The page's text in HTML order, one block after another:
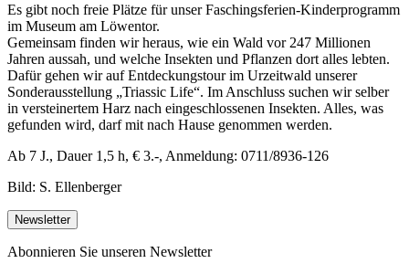
Es gibt noch freie Plätze für unser Faschingsferien-Kinderprogramm
im Museum am Löwentor.
Gemeinsam finden wir heraus, wie ein Wald vor 247 Millionen
Jahren aussah, und welche Insekten und Pflanzen dort alles lebten.
Dafür gehen wir auf Entdeckungstour im Urzeitwald unserer
Sonderausstellung „Triassic Life“. Im Anschluss suchen wir selber
in versteinertem Harz nach eingeschlossenen Insekten. Alles, was
gefunden wird, darf mit nach Hause genommen werden.
Ab 7 J., Dauer 1,5 h, € 3.-, Anmeldung: 0711/8936-126
Bild: S. Ellenberger
Newsletter
Abonnieren Sie unseren Newsletter